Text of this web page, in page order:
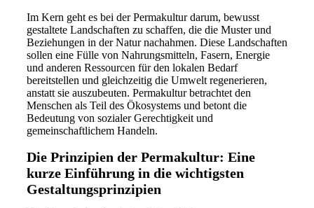
Im Kern geht es bei der Permakultur darum, bewusst
gestaltete Landschaften zu schaffen, die die Muster und
Beziehungen in der Natur nachahmen. Diese Landschaften
sollen eine Fülle von Nahrungsmitteln, Fasern, Energie
und anderen Ressourcen für den lokalen Bedarf
bereitstellen und gleichzeitig die Umwelt regenerieren,
anstatt sie auszubeuten. Permakultur betrachtet den
Menschen als Teil des Ökosystems und betont die
Bedeutung von sozialer Gerechtigkeit und
gemeinschaftlichem Handeln.
Die Prinzipien der Permakultur: Eine
kurze Einführung in die wichtigsten
Gestaltungsprinzipien